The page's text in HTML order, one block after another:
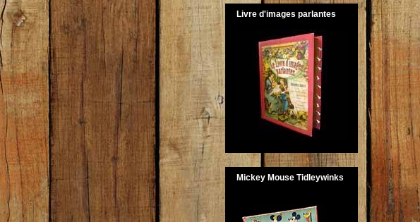
Livre d'images parlantes
Mickey Mouse Tidleywinks